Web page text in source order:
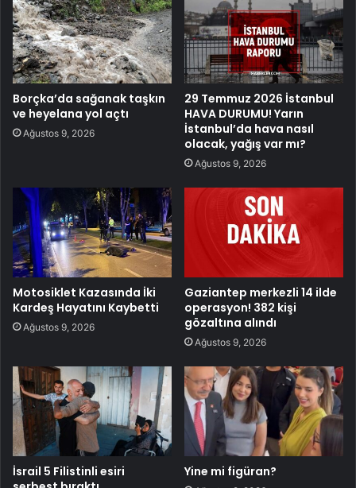
Borçka’da sağanak taşkın
ve heyelana yol açtı
Ağustos 9, 2026
29 Temmuz 2026 İstanbul
HAVA DURUMU! Yarın
İstanbul’da hava nasıl
olacak, yağış var mı?
Ağustos 9, 2026
Motosiklet Kazasında İki
Kardeş Hayatını Kaybetti
Ağustos 9, 2026
Gaziantep merkezli 14 ilde
operasyon! 382 kişi
gözaltına alındı
Ağustos 9, 2026
İsrail 5 Filistinli esiri
Yine mi figüran?